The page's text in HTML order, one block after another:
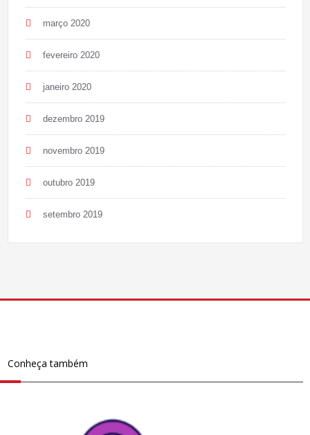
março 2020
fevereiro 2020
janeiro 2020
dezembro 2019
novembro 2019
outubro 2019
setembro 2019
Conheça também